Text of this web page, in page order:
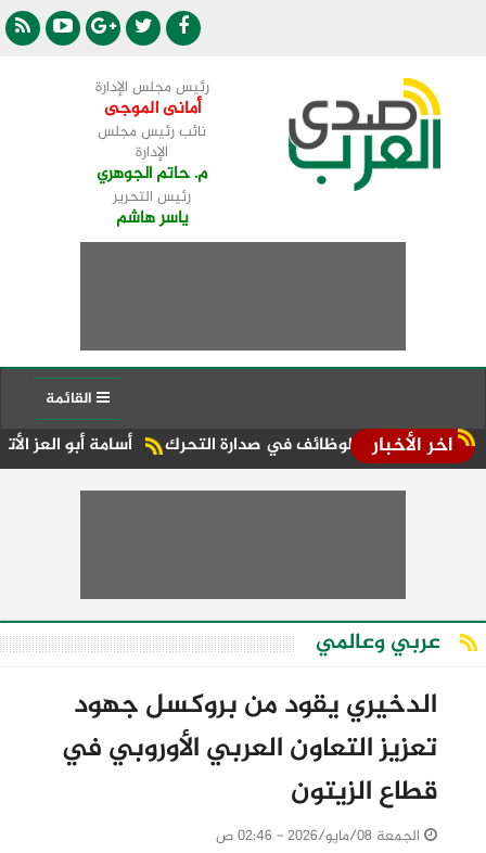
رئيس مجلس الإدارة
أمانى الموجى
نائب رئيس مجلس
الإدارة
م. حاتم الجوهري
رئيس التحرير
ياسر هاشم
اخر الأخبار أسامة أبو العز الأتربي: 7 سنوات من النجاح لـ«أمورادا».. ونواصل تنفيذ رؤيتنا لتعزيز مكانة آفاق بالسوق العقارية والوظائف في صدارة التحرك
عربي وعالمي
الدخيري يقود من بروكسل جهود
تعزيز التعاون العربي الأوروبي في
قطاع الزيتون
الجمعة 08/مايو/2026 - 02:46 ص